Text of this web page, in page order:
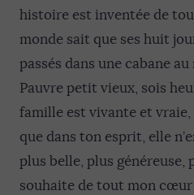
histoire est inventée de
monde sait que ses huit
passés dans une cabane
Pauvre petit vieux, sois
famille est vivante et vraie,
que dans ton esprit, elle
plus belle, plus généreuse,
souhaite de tout mon cœur